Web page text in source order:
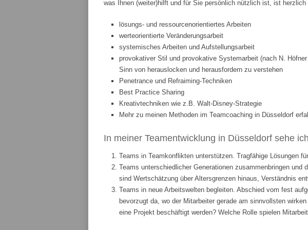
was Ihnen (weiter)hilft und für Sie persönlich nützlich ist, ist
lösungs- und ressourcenorientiertes Arbeiten
werteorientierte Veränderungsarbeit
systemisches Arbeiten und Aufstellungsarbeit
provokativer Stil und provokative Systemarbeit (nach N.
Sinn von herauslocken und herausfordern zu verstehen
Penetrance und Refraiming-Techniken
Best Practice Sharing
Kreativtechniken wie z.B. Walt-Disney-Strategie
Mehr zu meinen Methoden im Teamcoaching in Düsseldorf
In meiner Teamentwicklung in Düsseldorf sehe
Teams in Teamkonflikten unterstützen. Tragfähige Lösungen
Teams unterschiedlicher Generationen zusammenbringen
sind Wertschätzung über Altersgrenzen hinaus, Verständnis
Teams in neue Arbeitswelten begleiten. Abschied vom fest
bevorzugt da, wo der Mitarbeiter gerade am sinnvollsten
eine Projekt beschäftigt werden? Welche Rolle spielen